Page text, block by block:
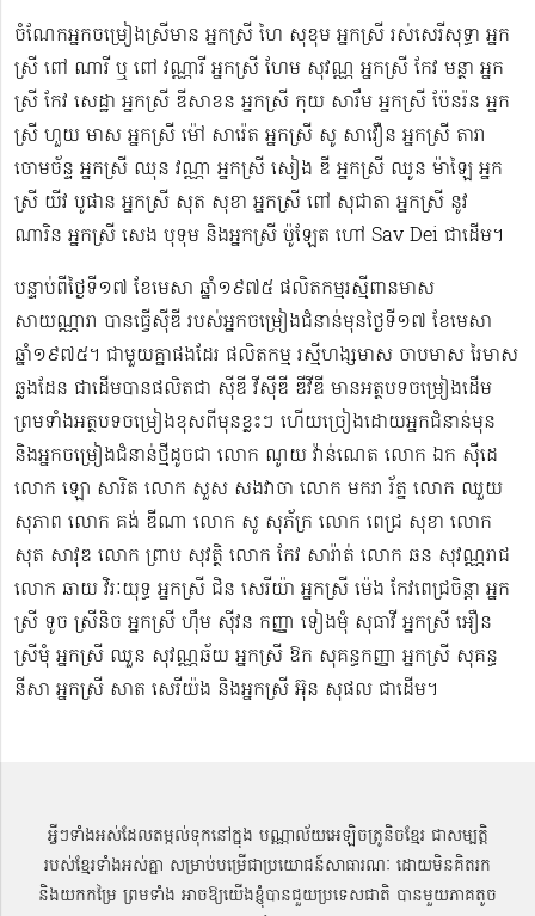
ចំណែកអ្នកចម្រៀងស្រីមាន អ្នកស្រី ហៃ សុខុម​ អ្នកស្រី រស់សេរី​សុទ្ធា អ្នក
ស្រី ពៅ ណារី ឬ ពៅ វណ្ណារី អ្នកស្រី ហែម សុវណ្ណ អ្នកស្រី កែវ មន្ថា អ្នក
ស្រី កែវ សេដ្ឋា អ្នកស្រី ឌី​សាខន អ្នកស្រី កុយ សារឹម អ្នកស្រី ប៉ែនរ៉ន អ្នក
ស្រី ហួយ មាស អ្នកស្រី ម៉ៅ សារ៉េត ​អ្នកស្រី សូ សាវឿន អ្នកស្រី តារា
ចោម​ច័ន្ទ អ្នកស្រី ឈុន វណ្ណា អ្នកស្រី សៀង ឌី អ្នកស្រី ឈូន ម៉ាឡៃ អ្នក
ស្រី យីវ​ បូផាន​ អ្នកស្រី​ សុត សុខា អ្នកស្រី ពៅ សុជាតា អ្នកស្រី នូវ
ណារិន អ្នកស្រី សេង បុទុម និងអ្នកស្រី ប៉ូឡែត ហៅ Sav Dei ជាដើម។
បន្ទាប់​ពីថ្ងៃទី១៧ ខែមេសា ឆ្នាំ១៩៧៥​ ផលិតកម្មរស្មីពានមាស
សាយណ្ណារា បានធ្វើស៊ីឌី ​របស់អ្នកចម្រៀងជំនាន់មុនថ្ងៃទី១៧ ខែមេសា
ឆ្នាំ១៩៧៥។ ជាមួយគ្នាផងដែរ ផលិតកម្ម រស្មីហង្សមាស ចាបមាស រៃមាស​
ឆ្លងដែន ជាដើមបានផលិតជា ស៊ីឌី វីស៊ីឌី ឌីវីឌី មានអត្ថបទចម្រៀងដើម
ព្រមទាំងអត្ថបទចម្រៀងខុសពីមុន​ខ្លះៗ ហើយច្រៀងដោយអ្នកជំនាន់មុន
និងអ្នកចម្រៀងជំនាន់​ថ្មីដូចជា លោក ណូយ វ៉ាន់ណេត លោក ឯក ស៊ីដេ​​
លោក ឡោ សារិត លោក​​ សួស សងវាចា​ លោក មករា រ័ត្ន លោក ឈួយ
សុភាព លោក គង់ ឌីណា លោក សូ សុភ័ក្រ លោក ពេជ្រ សុខា លោក
សុត​ សាវុឌ លោក ព្រាប សុវត្ថិ លោក កែវ សារ៉ាត់ លោក ឆន សុវណ្ណរាជ
លោក ឆាយ វិរៈយុទ្ធ អ្នកស្រី ជិន សេរីយ៉ា អ្នកស្រី ម៉េង កែវពេជ្រចិន្តា អ្នក
ស្រី ទូច ស្រីនិច អ្នកស្រី ហ៊ឹម ស៊ីវន កញ្ញា​ ទៀងមុំ សុធាវី​​​ អ្នកស្រី អឿន
ស្រីមុំ អ្នកស្រី ឈួន សុវណ្ណឆ័យ អ្នកស្រី ឱក សុគន្ធកញ្ញា អ្នកស្រី សុគន្ធ
នីសា អ្នកស្រី សាត សេរីយ៉ង​ និងអ្នកស្រី​ អ៊ុន សុផល ជាដើម។
អ្វីៗទាំងអស់ដែលតម្កល់ទុកនៅក្នុង បណ្ណាល័យអេឡិចត្រូនិចខ្មែរ ជាសម្បតិ្ត
របស់ខ្មែរទាំងអស់គ្នា សម្រាប់បម្រើជាប្រយោជន៍សាធារណៈ ដោយមិនគិតរក
និងយកកម្រៃ ព្រមទាំង អាចឱ្យយើងខ្ញុំបានជួយប្រទេសជាតិ បានមួយភាគតូច